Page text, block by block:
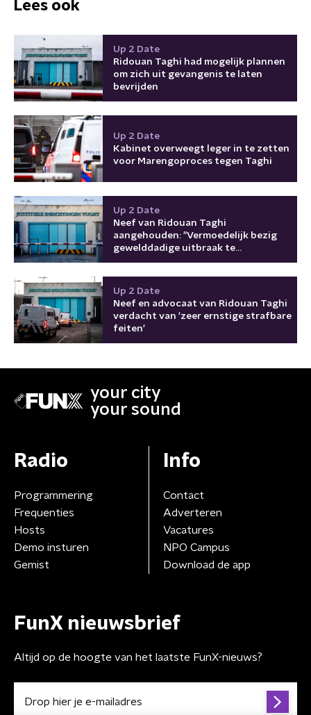
Lees ook
Up 2 Date
Ridouan Taghi had mogelijk plannen
om zich uit gevangenis te laten
bevrijden
Up 2 Date
Kabinet overweegt leger in te zetten
voor Marengoproces tegen Taghi
Up 2 Date
Neef van Ridouan Taghi
aangehouden: "Vermoedelijk bezig
gewelddadige uitbraak te
Up 2 Date
Neef en advocaat van Ridouan Taghi
verdacht van 'zeer ernstige strafbare
feiten'
your city
your sound
Radio
Programmering
Frequenties
Hosts
Demo insturen
Gemist
Info
Contact
Adverteren
Vacatures
NPO Campus
Download de app
FunX nieuwsbrief
Altijd op de hoogte van het laatste FunX-nieuws?